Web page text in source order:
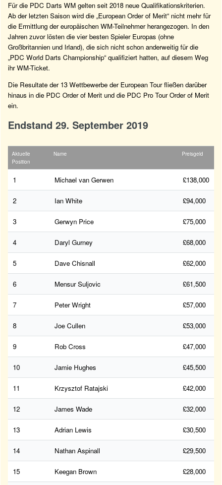
Für die PDC Darts WM gelten seit 2018 neue Qualifikationskriterien.
Ab der letzten Saison wird die „European Order of Merit“ nicht mehr für
die Ermittlung der europäischen WM-Teilnehmer herangezogen. In den
Jahren zuvor lösten die vier besten Spieler Europas (ohne
Großbritannien und Irland), die sich nicht schon anderweitig für die
„PDC World Darts Championship“ qualifiziert hatten, auf diesem Weg
ihr WM-Ticket.
Die Resultate der 13 Wettbewerbe der European Tour fließen darüber
hinaus in die PDC Order of Merit und die PDC Pro Tour Order of Merit
ein.
Endstand 29. September 2019
Aktuelle
Position
Name Preisgeld
1 Michael van Gerwen £138,000
2 Ian White £94,000
3 Gerwyn Price £75,000
4 Daryl Gurney £68,000
5 Dave Chisnall £62,000
6 Mensur Suljovic £61,500
7 Peter Wright £57,000
8 Joe Cullen £53,000
9 Rob Cross £47,000
10 Jamie Hughes £45,500
11 Krzysztof Ratajski £42,000
12 James Wade £32,000
13 Adrian Lewis £30,500
14 Nathan Aspinall £29,500
15 Keegan Brown £28,000